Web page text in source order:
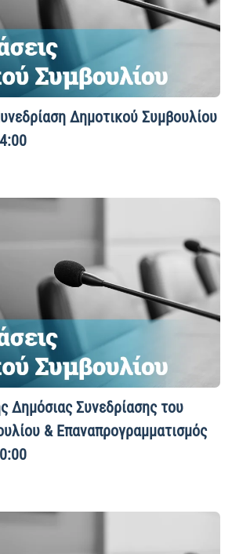
Δημοτικού Συμβουλίου
Δημόσιας Συνεδρίασης του
& Επαναπρογραμματισμός